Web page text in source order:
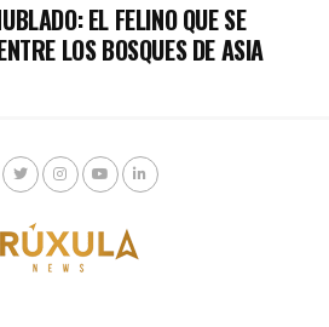
EL FELINO QUE SE
LOS BOSQUES DE ASIA